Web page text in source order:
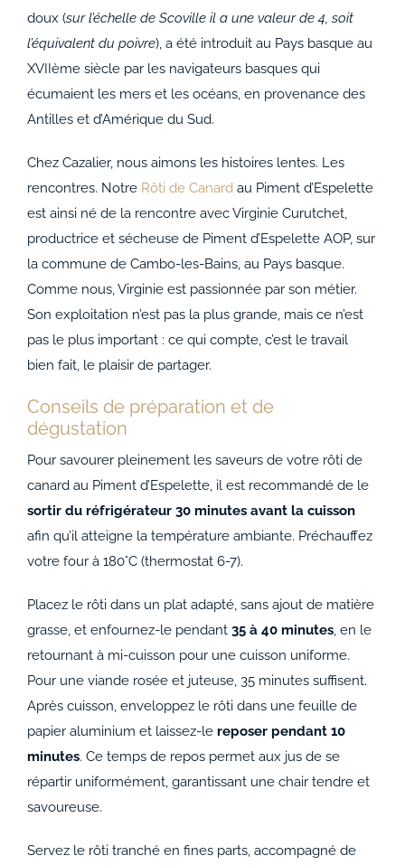
doux (sur l’échelle de Scoville il a une valeur de 4, soit
l’équivalent du poivre), a été introduit au Pays basque au
XVIIème siècle par les navigateurs basques qui
écumaient les mers et les océans, en provenance des
Antilles et d’Amérique du Sud.
Chez Cazalier, nous aimons les histoires lentes. Les
rencontres. Notre Rôti de Canardau Piment d’Espelette
est ainsi né de la rencontre avec Virginie Curutchet,
productrice et sécheuse de Piment d’Espelette AOP, sur
la commune de Cambo-les-Bains, au Pays basque.
Comme nous, Virginie est passionnée par son métier.
Son exploitation n’est pas la plus grande, mais ce n’est
pas le plus important : ce qui compte, c’est le travail
bien fait, le plaisir de partager.
Conseils de préparation et de
dégustation
Pour savourer pleinement les saveurs de votre rôti de
canard au Piment d’Espelette, il est recommandé de le
sortir du réfrigérateur 30 minutes avant la cuisson
afin qu’il atteigne la température ambiante. Préchauffez
votre four à 180°C (thermostat 6-7).
Placez le rôti dans un plat adapté, sans ajout de matière
grasse, et enfournez-le pendant 35 à 40 minutes, en le
retournant à mi-cuisson pour une cuisson uniforme.
Pour une viande rosée et juteuse, 35 minutes suffisent.
Après cuisson, enveloppez le rôti dans une feuille de
papier aluminium et laissez-le reposer pendant 10
minutes. Ce temps de repos permet aux jus de se
répartir uniformément, garantissant une chair tendre et
savoureuse.
Servez le rôti tranché en fines parts, accompagné de